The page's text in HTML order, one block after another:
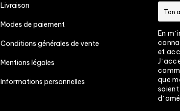
Livraison
Modes de paiement
Conditions générales de vente
Mentions légales
Informations personnelles
En
et
que
soient